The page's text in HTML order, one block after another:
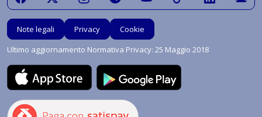
Note legali Privacy
Cookie
Ultimo aggiornamento Normativa Privacy: 25 Maggio 2018